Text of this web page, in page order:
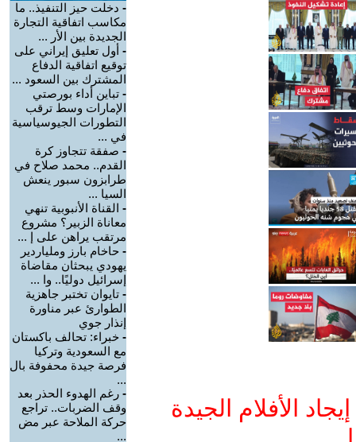
الأفلام الجيدة
- دخلت حيز التنفيذ.. ما
مكاسب اتفاقية التجارة
الجديدة بين الأر ...
- أول تعليق إيراني على
توقيع اتفاقية الدفاع
المشترك بين السعود ...
- تباين أداء بورصتي
الإمارات وسط ترقب
التطورات الجيوسياسية
في ...
- صفقة تتجاوز كرة
القدم.. محمد صلاح في
طرابزون سبور ينعش
السيا ...
- القناة الأنبوبية تنهي
معاناة الزبير؟ مشروع
مرتقب يراهن على إ ...
- حاخام بارز وملياردير
يهودي يبحثان مقاضاة
إسرائيل دوليًا.. وا ...
- تايوان تختبر جاهزية
الطوارئ عبر مناورة
إنذار جوي
- خبراء: تحالف باكستان
مع السعودية وتركيا
فرصة جيدة محفوفة بال
...
- رغم الهدوء الحذر بعد
وقف الضربات.. تراجع
حركة الملاحة عبر مض
...